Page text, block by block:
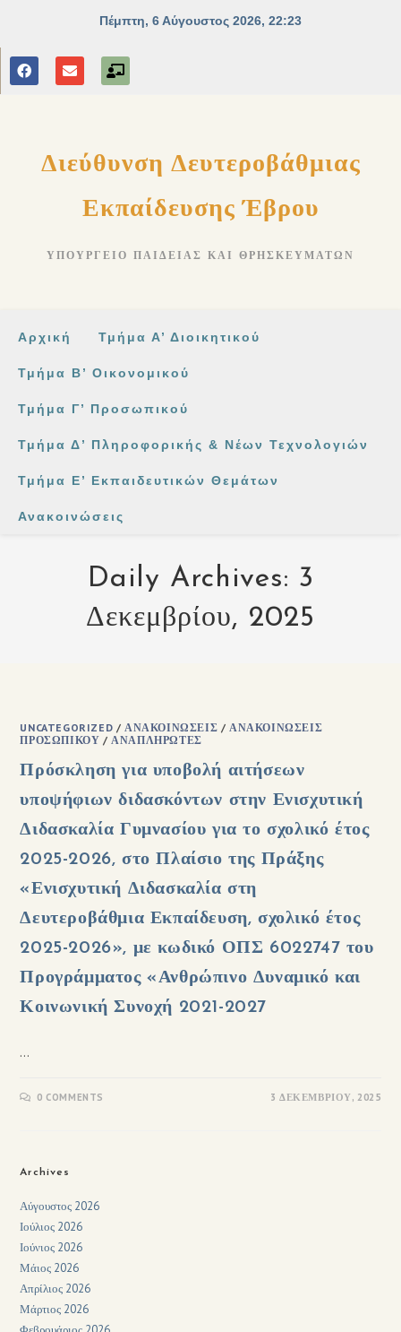
Διεύθυνση Δευτεροβάθμιας
Εκπαίδευσης Έβρου
ΥΠΟΥΡΓΕΊΟ ΠΑΙΔΕΊΑΣ ΚΑΙ ΘΡΗΣΚΕΥΜΆΤΩΝ
Αρχική Τμήμα Α’ Διοικητικού
Τμήμα Β’ Οικονομικού
Τμήμα Γ’ Προσωπικού
Τμήμα Δ’ Πληροφορικής & Νέων Τεχνολογιών
Τμήμα Ε’ Εκπαιδευτικών Θεμάτων
Ανακοινώσεις
Daily Archives: 3
Δεκεμβρίου, 2025
UNCATEGORIZED /ΑΝΑΚΟΙΝΏΣΕΙΣ /ΑΝΑΚΟΙΝΏΣΕΙΣ
ΠΡΟΣΩΠΙΚΟΎ /ΑΝΑΠΛΗΡΩΤΈΣ
Πρόσκληση για υποβολή αιτήσεων
υποψήφιων διδασκόντων στην Ενισχυτική
Διδασκαλία Γυμνασίου για το σχολικό έτος
2025-2026, στο Πλαίσιο της Πράξης
«Ενισχυτική Διδασκαλία στη
Δευτεροβάθμια Εκπαίδευση, σχολικό έτος
2025-2026», με κωδικό ΟΠΣ 6022747 του
Προγράμματος «Ανθρώπινο Δυναμικό και
Κοινωνική Συνοχή 2021-2027
…
0 COMMENTS 3 ΔΕΚΕΜΒΡΊΟΥ, 2025
Archives
Αύγουστος 2026
Ιούλιος 2026
Ιούνιος 2026
Μάιος 2026
Απρίλιος 2026
Μάρτιος 2026